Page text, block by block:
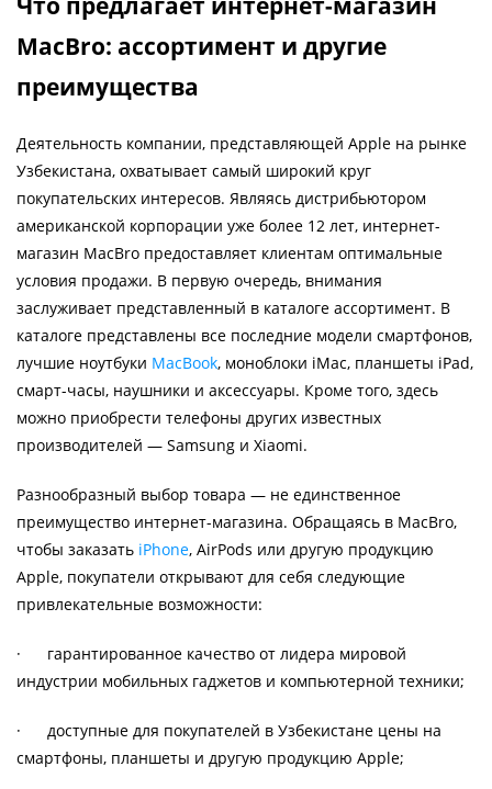
MacBro: ассортимент и другие
преимущества
Деятельность компании, представляющей Apple на рынке
Узбекистана, охватывает самый широкий круг
покупательских интересов. Являясь дистрибьютором
американской корпорации уже более 12 лет, интернет-
магазин MacBro предоставляет клиентам оптимальные
условия продажи. В первую очередь, внимания
заслуживает представленный в каталоге ассортимент. В
каталоге представлены все последние модели смартфонов,
лучшие ноутбуки MacBook, моноблоки iMac, планшеты iPad,
смарт-часы, наушники и аксессуары. Кроме того, здесь
можно приобрести телефоны других известных
производителей — Samsung и Xiaomi.
Разнообразный выбор товара — не единственное
преимущество интернет-магазина. Обращаясь в MacBro,
чтобы заказать iPhone, AirPods или другую продукцию
Apple, покупатели открывают для себя следующие
привлекательные возможности:
· гарантированное качество от лидера мировой
индустрии мобильных гаджетов и компьютерной техники;
· доступные для покупателей в Узбекистане цены на
смартфоны, планшеты и другую продукцию Apple;